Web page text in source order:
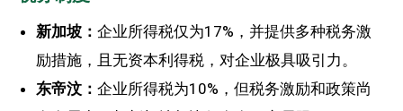
新加坡： 企业所得税仅为17%，并提供多种税务激
励措施，且无资本利得税，对企业极具吸引力。
东帝汶： 企业所得税为10%，但税务激励和政策尚